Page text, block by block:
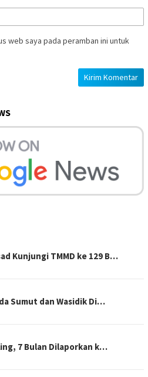
web saya pada peramban ini untuk
Kunjungi TMMD ke 129 B…
Sumut dan Wasidik Di…
7 Bulan Dilaporkan k…